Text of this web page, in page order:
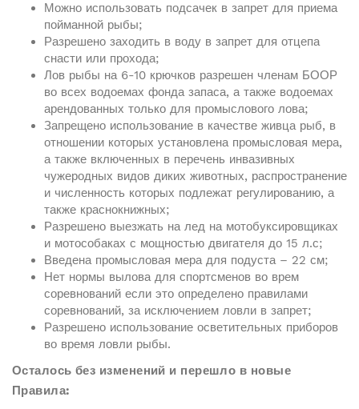
Можно использовать подсачек в запрет для приема
пойманной рыбы;
Разрешено заходить в воду в запрет для отцепа
снасти или прохода;
Лов рыбы на 6-10 крючков разрешен членам БООР
во всех водоемах фонда запаса, а также водоемах
арендованных только для промыслового лова;
Запрещено использование в качестве живца рыб, в
отношении которых установлена промысловая мера,
а также включенных в перечень инвазивных
чужеродных видов диких животных, распространение
и численность которых подлежат регулированию, а
также краснокнижных;
Разрешено выезжать на лед на мотобуксировщиках
и мотособаках с мощностью двигателя до 15 л.с;
Введена промысловая мера для подуста – 22 см;
Нет нормы вылова для спортсменов во врем
соревнований если это определено правилами
соревнований, за исключением ловли в запрет;
Разрешено использование осветительных приборов
во время ловли рыбы.
Осталось без изменений и перешло в новые
Правила: